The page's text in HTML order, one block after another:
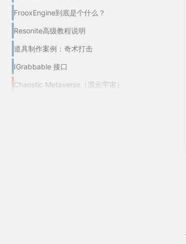
FrooxEngine到底是个什么？
Resonite高级教程说明
道具制作案例：奇术打击
IGrabbable 接口
Chaostic Metaverse（混元宇宙）